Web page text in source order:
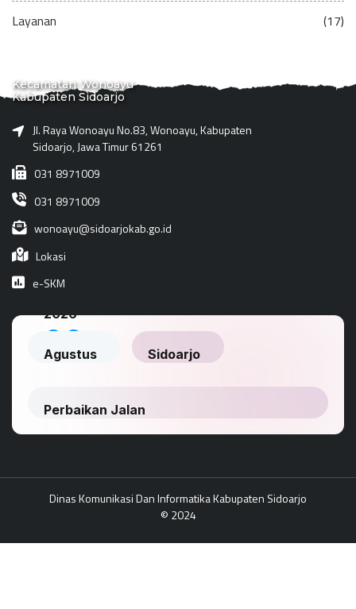
Layanan (17)
Kecamatan Wonoayu
Kabupaten Sidoarjo
Jl. Raya Wonoayu No.83, Wonoayu, Kabupaten
Sidoarjo, Jawa Timur 61261
031 8971009
031 8971009
wonoayu@sidoarjokab.go.id
Lokasi
e-SKM
Dinas Komunikasi Dan Informatika Kabupaten Sidoarjo
© 2024